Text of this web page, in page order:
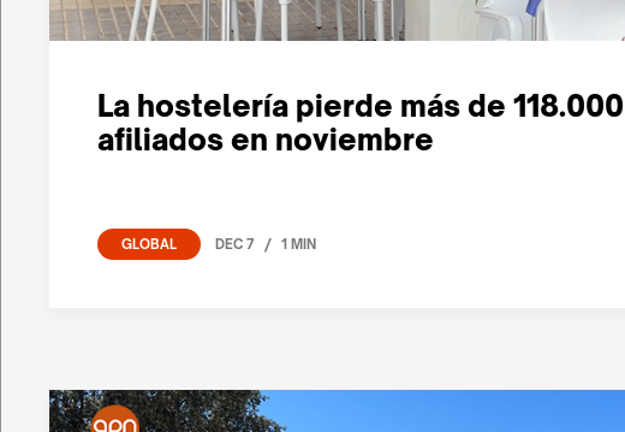
La hostelería pierde más de 118.000
afiliados en noviembre
GLOBAL DEC 7 / 1 MIN